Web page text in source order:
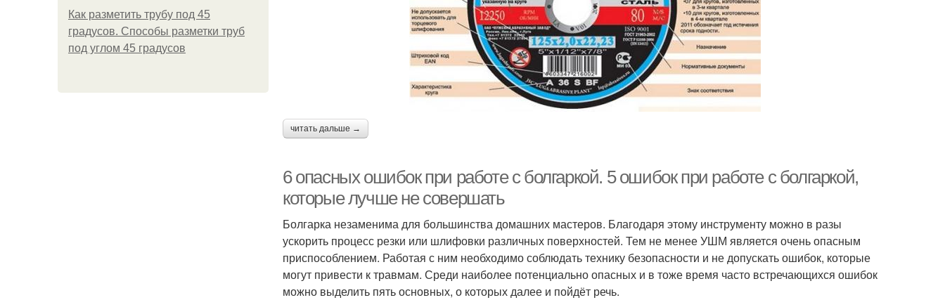
Как разметить трубу под 45
градусов. Способы разметки труб
под углом 45 градусов
читать дальше →
6 опасных ошибок при работе с болгаркой. 5 ошибок при работе с болгаркой,
которые лучше не совершать
Болгарка незаменима для большинства домашних мастеров. Благодаря этому инструменту можно в разы
ускорить процесс резки или шлифовки различных поверхностей. Тем не менее УШМ является очень опасным
приспособлением. Работая с ним необходимо соблюдать технику безопасности и не допускать ошибок, которые
могут привести к травмам. Среди наиболее потенциально опасных и в тоже время часто встречающихся ошибок
можно выделить пять основных, о которых далее и пойдёт речь.